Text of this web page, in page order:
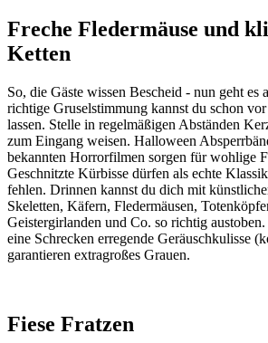
Freche Fledermäuse und
Ketten
So, die Gäste wissen Bescheid - nun geht es
richtige Gruselstimmung kannst du schon
lassen. Stelle in regelmäßigen Abständen
zum Eingang weisen. Halloween
bekannten Horrorfilmen sorgen für wohlige
Geschnitzte Kürbisse dürfen als echte
fehlen. Drinnen kannst du dich mit
Skeletten, Käfern, Fledermäusen,
Geistergirlanden und Co. so richtig
eine Schrecken erregende Geräuschkulisse
garantieren extragroßes Grauen.
Fiese Fratzen